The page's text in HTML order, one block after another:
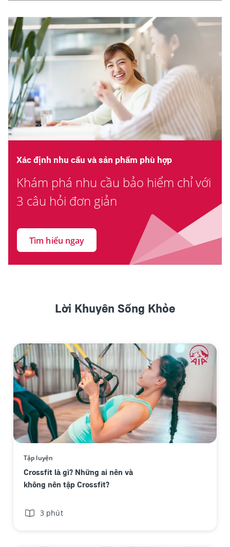
Xác định nhu cầu và sản phẩm phù hợp
Khám phá nhu cầu bảo hiểm chỉ với
3 câu hỏi đơn giản
Tìm hiểu ngay
Lời Khuyên Sống Khỏe
Tập luyện
Crossfit là gì? Những ai nên và
không nên tập Crossfit?
3 phút